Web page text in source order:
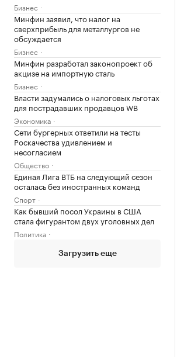
Бизнес
Минфин заявил, что налог на
сверхприбыль для металлургов не
обсуждается
Бизнес
Минфин разработал законопроект об
акцизе на импортную сталь
Бизнес
Власти задумались о налоговых льготах
для пострадавших продавцов WB
Экономика
Сети бургерных ответили на тесты
Роскачества удивлением и
несогласием
Общество
Единая Лига ВТБ на следующий сезон
осталась без иностранных команд
Спорт
Как бывший посол Украины в США
стала фигурантом двух уголовных дел
Политика
Загрузить еще